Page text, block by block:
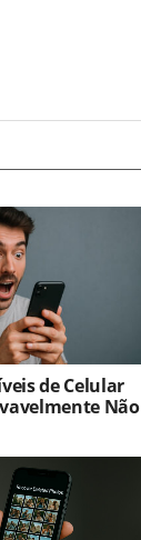
de Celular
Não